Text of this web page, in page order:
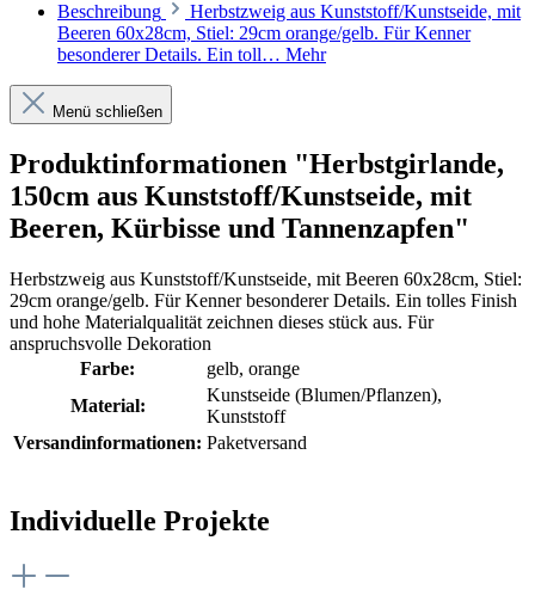
Beschreibung
Herbstzweig aus Kunststoff/Kunstseide, mit
Beeren 60x28cm, Stiel: 29cm orange/gelb. Für Kenner
besonderer Details. Ein toll… Mehr
Menü schließen
Produktinformationen "Herbstgirlande,
150cm aus Kunststoff/Kunstseide, mit
Beeren, Kürbisse und Tannenzapfen"
Herbstzweig aus Kunststoff/Kunstseide, mit Beeren 60x28cm, Stiel:
29cm orange/gelb. Für Kenner besonderer Details. Ein tolles Finish
und hohe Materialqualität zeichnen dieses stück aus. Für
anspruchsvolle Dekoration
Farbe:
gelb, orange
Material:
Kunstseide (Blumen/Pflanzen),
Kunststoff
Versandinformationen: Paketversand
Individuelle Projekte